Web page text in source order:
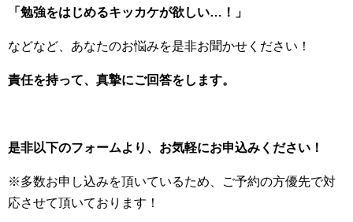
「勉強をはじめるキッカケが欲しい…！」
などなど、あなたのお悩みを是非お聞かせください！
責任を持って、真摯にご回答をします。
是非以下のフォームより、お気軽にお申込みください！
※多数お申し込みを頂いているため、ご予約の方優先で対
応させて頂いております！